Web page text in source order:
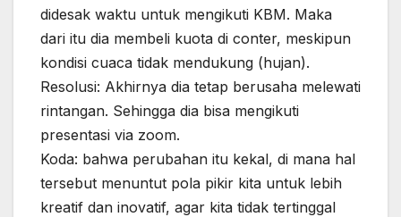
didesak waktu untuk mengikuti KBM. Maka
dari itu dia membeli kuota di conter, meskipun
kondisi cuaca tidak mendukung (hujan).
Resolusi: Akhirnya dia tetap berusaha melewati
rintangan. Sehingga dia bisa mengikuti
presentasi via zoom.
Koda: bahwa perubahan itu kekal, di mana hal
tersebut menuntut pola pikir kita untuk lebih
kreatif dan inovatif, agar kita tidak tertinggal